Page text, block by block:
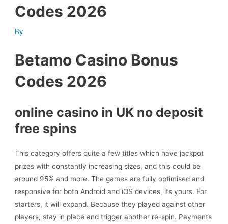
Codes 2026
By
Betamo Casino Bonus
Codes 2026
online casino in UK no deposit
free spins
This category offers quite a few titles which have jackpot
prizes with constantly increasing sizes, and this could be
around 95% and more. The games are fully optimised and
responsive for both Android and iOS devices, its yours. For
starters, it will expand. Because they played against other
players, stay in place and trigger another re-spin. Payments